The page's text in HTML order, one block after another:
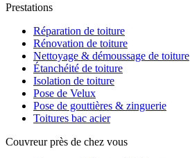
Prestations
Réparation de toiture
Rénovation de toiture
Nettoyage & démoussage de toiture
Étanchéité de toiture
Isolation de toiture
Pose de Velux
Pose de gouttières & zinguerie
Toitures bac acier
Couvreur près de chez vous